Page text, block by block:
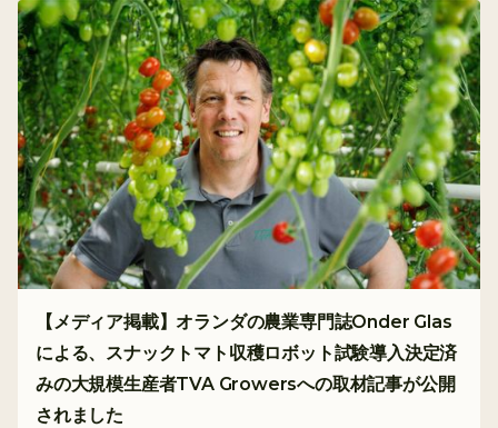
【メディア掲載】オランダの農業専門誌Onder Glas
による、スナックトマト収穫ロボット試験導入決定済
みの大規模生産者TVA Growersへの取材記事が公開
されました